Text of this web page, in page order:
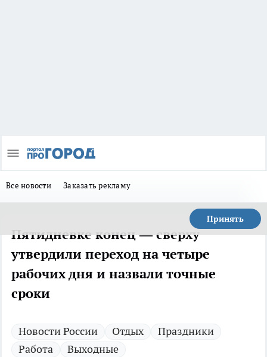
Все новости Заказать рекламу
Принять
Пятидневке конец — сверху
утвердили переход на четыре
рабочих дня и назвали точные
сроки
Новости России Отдых
Праздники
Работа
Выходные